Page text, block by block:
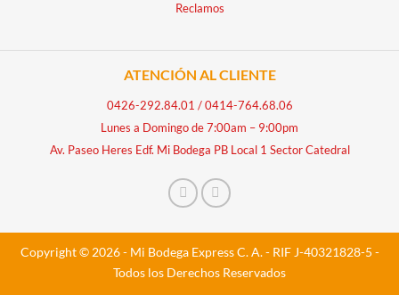
Reclamos
ATENCIÓN AL CLIENTE
0426-292.84.01 /0414-764.68.06
Lunes a Domingo de 7:00am – 9:00pm
Av. Paseo Heres Edf. Mi Bodega PB Local 1 Sector Catedral
Copyright © 2026 - Mi Bodega Express C. A. - RIF J-40321828-5 -
Todos los Derechos Reservados